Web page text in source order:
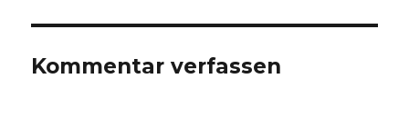
Kommentar verfassen